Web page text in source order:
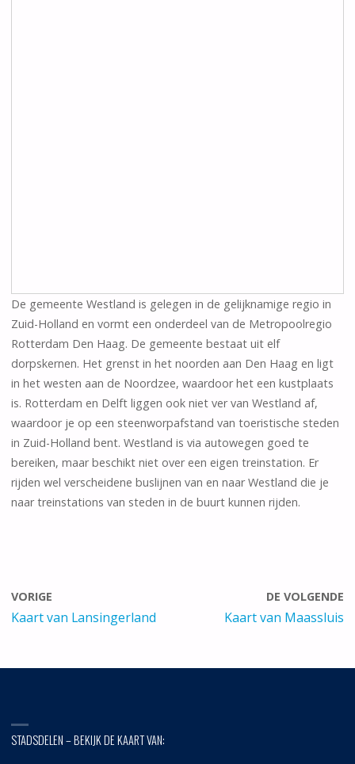
De gemeente Westland is gelegen in de gelijknamige regio in
Zuid-Holland en vormt een onderdeel van de Metropoolregio
Rotterdam Den Haag. De gemeente bestaat uit elf
dorpskernen. Het grenst in het noorden aan Den Haag en ligt
in het westen aan de Noordzee, waardoor het een kustplaats
is. Rotterdam en Delft liggen ook niet ver van Westland af,
waardoor je op een steenworpafstand van toeristische steden
in Zuid-Holland bent. Westland is via autowegen goed te
bereiken, maar beschikt niet over een eigen treinstation. Er
rijden wel verscheidene buslijnen van en naar Westland die je
naar treinstations van steden in de buurt kunnen rijden.
VORIGE
Kaart van Lansingerland
DE VOLGENDE
Kaart van Maassluis
STADSDELEN – BEKIJK DE KAART VAN: